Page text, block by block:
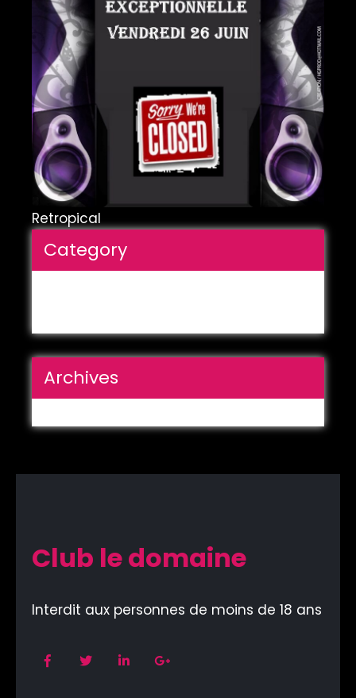
Retropical
Category
Archives
Club le domaine
Interdit aux personnes de moins de 18 ans